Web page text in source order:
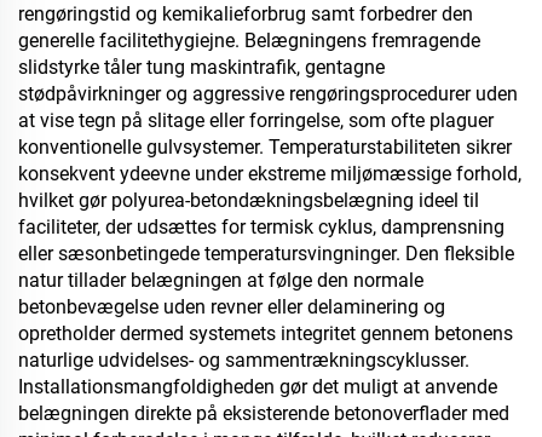
rengøringstid og kemikalieforbrug samt forbedrer den
generelle facilitethygiejne. Belægningens fremragende
slidstyrke tåler tung maskintrafik, gentagne
stødpåvirkninger og aggressive rengøringsprocedurer uden
at vise tegn på slitage eller forringelse, som ofte plaguer
konventionelle gulvsystemer. Temperaturstabiliteten sikrer
konsekvent ydeevne under ekstreme miljømæssige forhold,
hvilket gør polyurea-betondækningsbelægning ideel til
faciliteter, der udsættes for termisk cyklus, damprensning
eller sæsonbetingede temperatursvingninger. Den fleksible
natur tillader belægningen at følge den normale
betonbevægelse uden revner eller delaminering og
opretholder dermed systemets integritet gennem betonens
naturlige udvidelses- og sammentrækningscyklusser.
Installationsmangfoldigheden gør det muligt at anvende
belægningen direkte på eksisterende betonoverflader med